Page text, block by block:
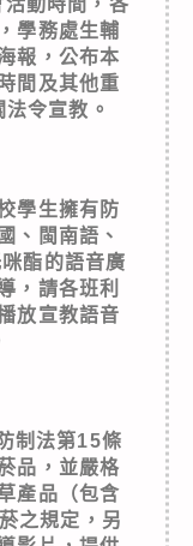
學務處生輔
報，公布本
間及其他重
令宣教。
學生擁有防
、閩南語、
酯的語音廣
，請各班利
放宣教語音
制法第15條
品，並嚴格
產品（包含
之規定，另